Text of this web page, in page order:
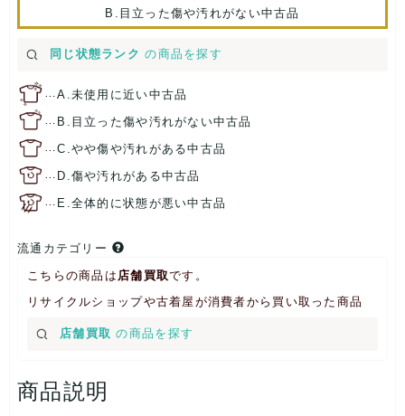
B.目立った傷や汚れがない中古品
同じ状態ランク の商品を探す
…A.未使用に近い中古品
… B.目立った傷や汚れがない中古品
…C.やや傷や汚れがある中古品
… D.傷や汚れがある中古品
… E.全体的に状態が悪い中古品
流通カテゴリー
こちらの商品は 店舗買取です。
リサイクルショップや古着屋が消費者から買い取った商品
店舗買取 の商品を探す
商品説明